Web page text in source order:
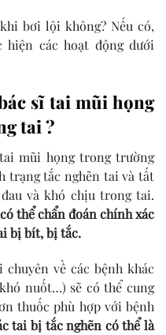
bơi lội không? Nếu có,
các hoạt động dưới
sĩ tai mũi họng
tai ?
mũi họng trong trường
trạng tắc nghẽn tai và tất
và khó chịu trong tai.
thể chẩn đoán chính xác
bị bít, bị tắc.
về các bệnh khác
nuốt…) sẽ có thể cung
thuốc phù hợp với bệnh
tai bị tắc nghẽn có thể là